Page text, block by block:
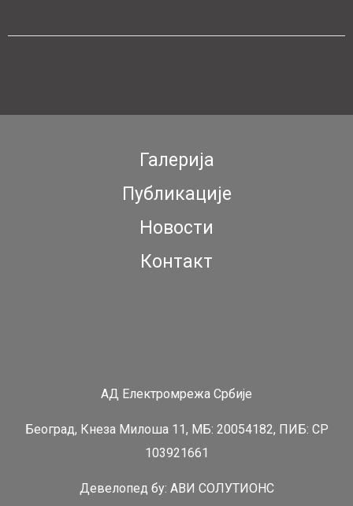
Галерија
Публикације
Новости
Контакт
АД Електромрежа Србије
Београд, Кнеза Милоша 11, МБ: 20054182, ПИБ: СР
103921661
Девелопед бy: АВИ СОЛУТИОНС